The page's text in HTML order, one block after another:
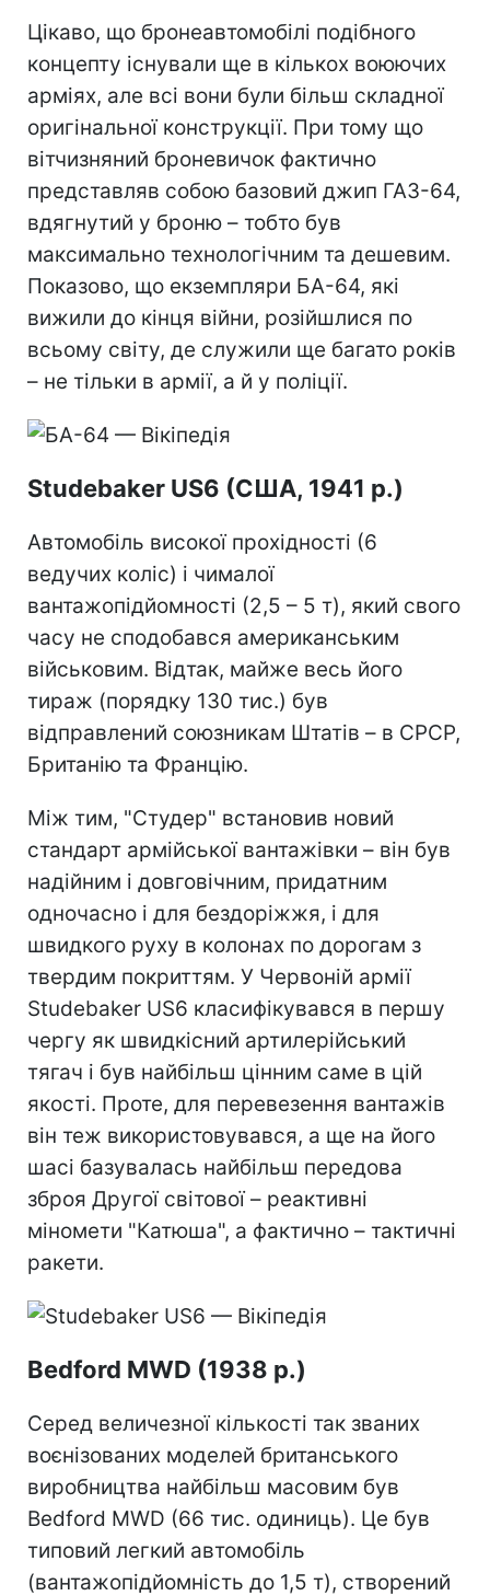
Цікаво, що бронеавтомобілі подібного
концепту існували ще в кількох воюючих
арміях, але всі вони були більш складної
оригінальної конструкції. При тому що
вітчизняний броневичок фактично
представляв собою базовий джип ГАЗ-64,
вдягнутий у броню – тобто був
максимально технологічним та дешевим.
Показово, що екземпляри БА-64, які
вижили до кінця війни, розійшлися по
всьому світу, де служили ще багато років
– не тільки в армії, а й у поліції.
Studebaker US6 (США, 1941 р.)
Автомобіль високої прохідності (6
ведучих коліс) і чималої
вантажопідйомності (2,5 – 5 т), який свого
часу не сподобався американським
військовим. Відтак, майже весь його
тираж (порядку 130 тис.) був
відправлений союзникам Штатів – в СРСР,
Британію та Францію.
Між тим, "Студер" встановив новий
стандарт армійської вантажівки – він був
надійним і довговічним, придатним
одночасно і для бездоріжжя, і для
швидкого руху в колонах по дорогам з
твердим покриттям. У Червоній армії
Studebaker US6 класифікувався в першу
чергу як швидкісний артилерійський
тягач і був найбільш цінним саме в цій
якості. Проте, для перевезення вантажів
він теж використовувався, а ще на його
шасі базувалась найбільш передова
зброя Другої світової – реактивні
міномети "Катюша", а фактично – тактичні
ракети.
Bedford MWD (1938 р.)
Серед величезної кількості так званих
воєнізованих моделей британського
виробництва найбільш масовим був
Bedford MWD (66 тис. одиниць). Це був
типовий легкий автомобіль
(вантажопідйомність до 1,5 т), створений